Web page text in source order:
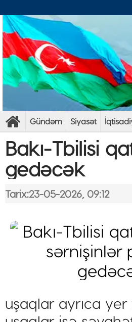
Gündəm Siyasət
Bakı-Tbilisi
gedəcək
Tarix:23-05-2026, 09:12
uşaqlar ayrıca